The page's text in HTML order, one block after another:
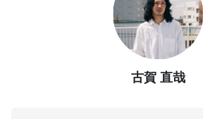
古賀 直哉